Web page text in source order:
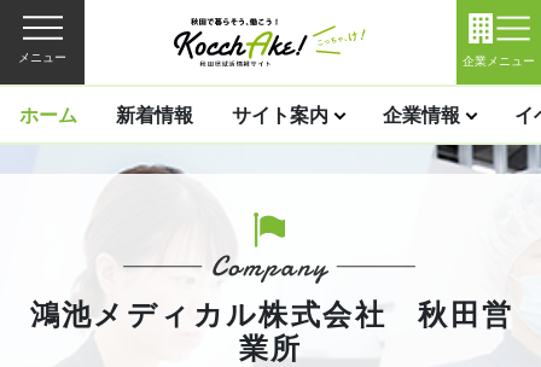
メニュー 企業メニュー
ホーム 新着情報 サイト案内 企業情報 イ
鴻池メディカル株式会社 秋田営
業所